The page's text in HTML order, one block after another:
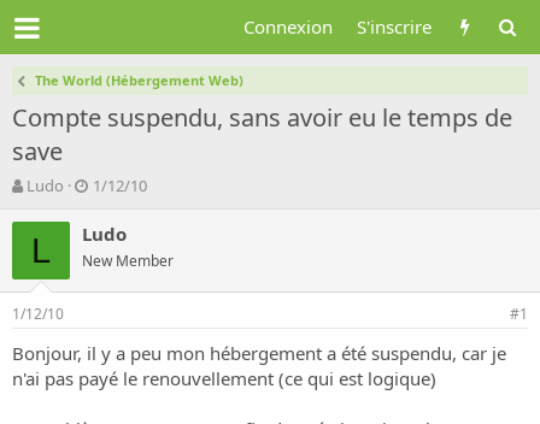
Connexion S'inscrire
The World (Hébergement Web)
Compte suspendu, sans avoir eu le temps de
save
A
t
r
d
l
a
Ludo
D
t
d
e
b
u
1/12/10
L Ludo
New Member
1/12/10 #1
Bonjour, il y a peu mon hébergement a été suspendu, car je
n'ai pas payé le renouvellement (ce qui est logique)